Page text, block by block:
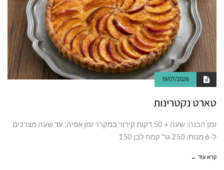
19/07/2026
טארט נקטרינות
זמן‭ ‬הכנה: שעה + 50 דקות קירור במקרר זמן אפיה: עד שעה מצרכים
ל-6 מנות: 250 גר' קמח לבן 150
קרא עוד ←